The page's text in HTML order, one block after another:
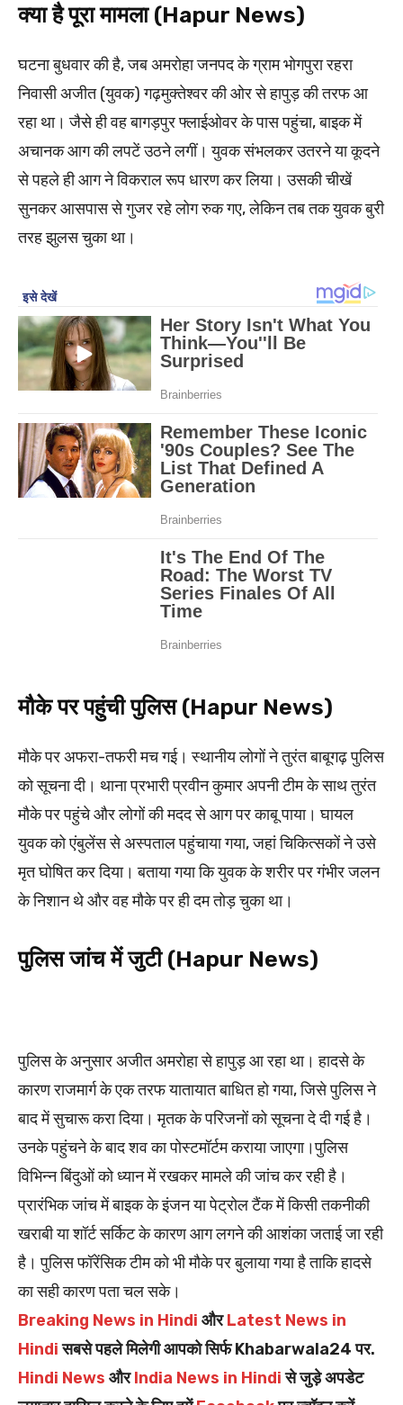
क्या है पूरा मामला (Hapur News)
घटना बुधवार की है, जब अमरोहा जनपद के ग्राम भोगपुरा रहरा
निवासी अजीत (युवक) गढ़मुक्तेश्वर की ओर से हापुड़ की तरफ आ
रहा था। जैसे ही वह बागड़पुर फ्लाईओवर के पास पहुंचा, बाइक में
अचानक आग की लपटें उठने लगीं। युवक संभलकर उतरने या कूदने
से पहले ही आग ने विकराल रूप धारण कर लिया। उसकी चीखें
सुनकर आसपास से गुजर रहे लोग रुक गए, लेकिन तब तक युवक बुरी
तरह झुलस चुका था।
मौके पर पहुंची पुलिस (Hapur News)
मौके पर अफरा-तफरी मच गई। स्थानीय लोगों ने तुरंत बाबूगढ़ पुलिस
को सूचना दी। थाना प्रभारी प्रवीन कुमार अपनी टीम के साथ तुरंत
मौके पर पहुंचे और लोगों की मदद से आग पर काबू पाया। घायल
युवक को एंबुलेंस से अस्पताल पहुंचाया गया, जहां चिकित्सकों ने उसे
मृत घोषित कर दिया। बताया गया कि युवक के शरीर पर गंभीर जलन
के निशान थे और वह मौके पर ही दम तोड़ चुका था।
पुलिस जांच में जुटी (Hapur News)
पुलिस के अनुसार अजीत अमरोहा से हापुड़ आ रहा था। हादसे के
कारण राजमार्ग के एक तरफ यातायात बाधित हो गया, जिसे पुलिस ने
बाद में सुचारू करा दिया। मृतक के परिजनों को सूचना दे दी गई है।
उनके पहुंचने के बाद शव का पोस्टमॉर्टम कराया जाएगा।पुलिस
विभिन्न बिंदुओं को ध्यान में रखकर मामले की जांच कर रही है।
प्रारंभिक जांच में बाइक के इंजन या पेट्रोल टैंक में किसी तकनीकी
खराबी या शॉर्ट सर्किट के कारण आग लगने की आशंका जताई जा रही
है। पुलिस फॉरेंसिक टीम को भी मौके पर बुलाया गया है ताकि हादसे
का सही कारण पता चल सके।
Breaking News in Hindi औरLatest News in
Hindiसबसे पहले मिलेगी आपको सिर्फ Khabarwala24 पर.
Hindi News औरIndia News in Hindiसे जुड़े अपडेट